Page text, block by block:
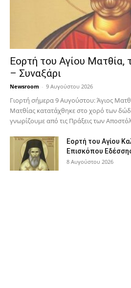
Εορτή του Αγίου
– Συναξάρι
Newsroom - 9 Αυγούστου 2026
Γιορτή σήμερα 9 Αυγούστου: Άγιος
Ματθίας κατατάχθηκε στο χορό των
γνωρίζουμε από τις Πράξεις των
Εορτή του Αγίου
Επισκόπου
8 Αυγούστου 2026